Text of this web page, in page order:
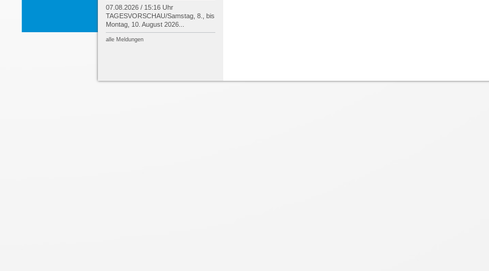
07.08.2026 / 15:16 Uhr
TAGESVORSCHAU/Samstag, 8., bis
Montag, 10. August 2026...
alle Meldungen